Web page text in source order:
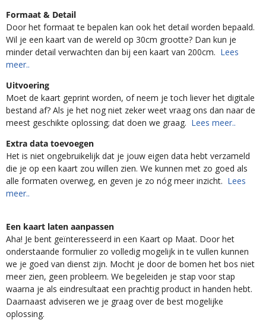
Formaat & Detail
Door het formaat te bepalen kan ook het detail worden bepaald.
Wil je een kaart van de wereld op 30cm grootte? Dan kun je
minder detail verwachten dan bij een kaart van 200cm. Lees
meer..
Uitvoering
Moet de kaart geprint worden, of neem je toch liever het digitale
bestand af? Als je het nog niet zeker weet vraag ons dan naar de
meest geschikte oplossing; dat doen we graag. Lees meer..
Extra data toevoegen
Het is niet ongebruikelijk dat je jouw eigen data hebt verzameld
die je op een kaart zou willen zien. We kunnen met zo goed als
alle formaten overweg, en geven je zo nóg meer inzicht. Lees
meer..
Een kaart laten aanpassen
Aha! Je bent geïnteresseerd in een Kaart op Maat. Door het
onderstaande formulier zo volledig mogelijk in te vullen kunnen
we je goed van dienst zijn. Mocht je door de bomen het bos niet
meer zien, geen probleem. We begeleiden je stap voor stap
waarna je als eindresultaat een prachtig product in handen hebt.
Daarnaast adviseren we je graag over de best mogelijke
oplossing.